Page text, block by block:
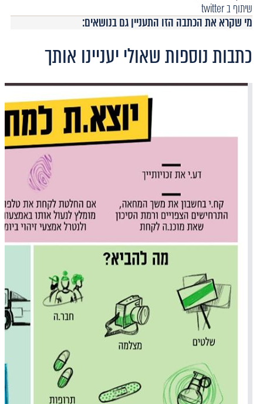
שיתוף ב twitter
מי שקרא את הכתבה הזו התעניין גם בנושאים:
כתבות נוספות שאולי יעניינו אותך